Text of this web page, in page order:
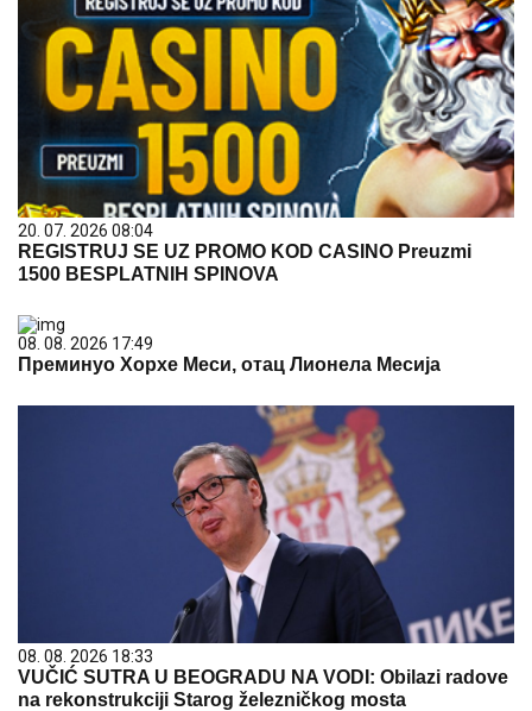
20. 07. 2026 08:04
REGISTRUJ SE UZ PROMO KOD CASINO Preuzmi
1500 BESPLATNIH SPINOVA
08. 08. 2026 17:49
Преминуо Хорхе Меси, отац Лионела Месија
08. 08. 2026 18:33
VUČIĆ SUTRA U BEOGRADU NA VODI: Obilazi radove
na rekonstrukciji Starog železničkog mosta